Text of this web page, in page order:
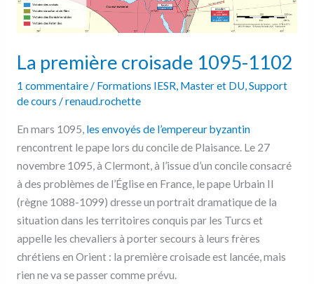
La première croisade 1095-1102
1 commentaire/ Formations IESR, Master et DU,Support
de cours /renaud.rochette
En mars 1095, les envoyés de l’empereur byzantin
rencontrent le pape lors du concile de Plaisance. Le 27
novembre 1095, à Clermont, à l’issue d’un concile consacré
à des problèmes de l’Église en France, le pape Urbain II
(règne 1088-1099) dresse un portrait dramatique de la
situation dans les territoires conquis par les Turcs et
appelle les chevaliers à porter secours à leurs frères
chrétiens en Orient : la première croisade est lancée, mais
rien ne va se passer comme prévu.